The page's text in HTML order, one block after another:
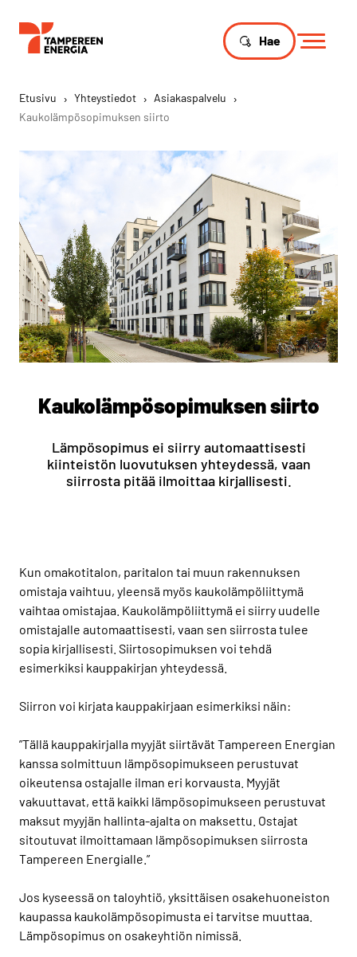
Hae
Etusivu › Yhteystiedot › Asiakaspalvelu ›
Kaukolämpösopimuksen siirto
Kaukolämpösopimuksen siirto
Lämpösopimus ei siirry automaattisesti
kiinteistön luovutuksen yhteydessä, vaan
siirrosta pitää ilmoittaa kirjallisesti.
Kun omakotitalon, paritalon tai muun rakennuksen
omistaja vaihtuu, yleensä myös kaukolämpöliittymä
vaihtaa omistajaa. Kaukolämpöliittymä ei siirry uudelle
omistajalle automaattisesti, vaan sen siirrosta tulee
sopia kirjallisesti. Siirtosopimuksen voi tehdä
esimerkiksi kauppakirjan yhteydessä.
Siirron voi kirjata kauppakirjaan esimerkiksi näin:
”Tällä kauppakirjalla myyjät siirtävät Tampereen Energian
kanssa solmittuun lämpösopimukseen perustuvat
oikeutensa ostajalle ilman eri korvausta. Myyjät
vakuuttavat, että kaikki lämpösopimukseen perustuvat
maksut myyjän hallinta-ajalta on maksettu. Ostajat
sitoutuvat ilmoittamaan lämpösopimuksen siirrosta
Tampereen Energialle.”
Jos kyseessä on taloyhtiö, yksittäisen osakehuoneiston
kaupassa kaukolämpösopimusta ei tarvitse muuttaa.
Lämpösopimus on osakeyhtiön nimissä.